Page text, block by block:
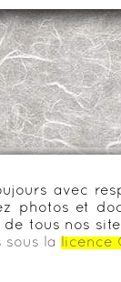
avec
photos et
tous nos
la
licence